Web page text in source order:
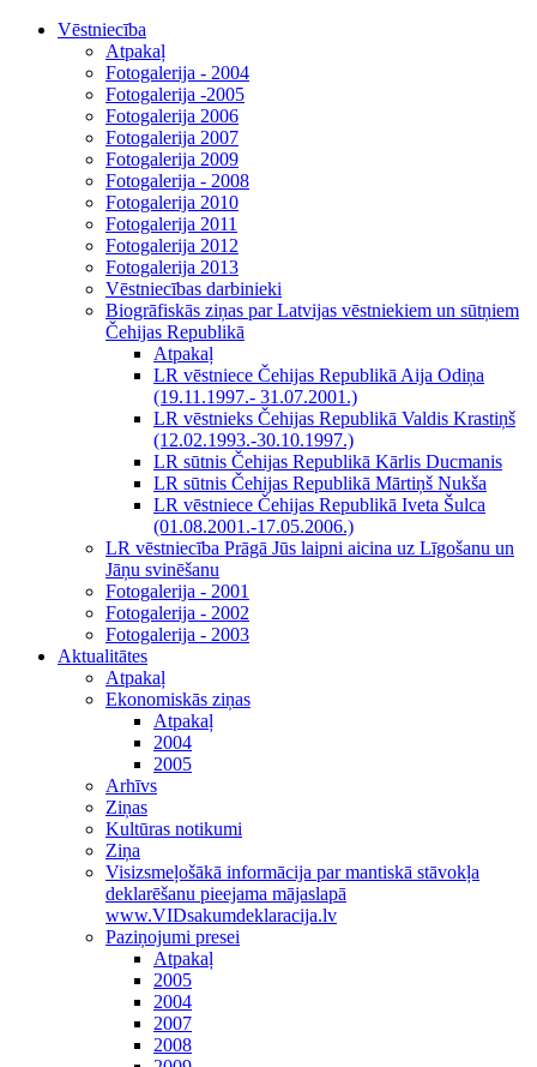
Vēstniecība
Atpakaļ
Fotogalerija - 2004
Fotogalerija -2005
Fotogalerija 2006
Fotogalerija 2007
Fotogalerija 2009
Fotogalerija - 2008
Fotogalerija 2010
Fotogalerija 2011
Fotogalerija 2012
Fotogalerija 2013
Vēstniecības darbinieki
Biogrāfiskās ziņas par Latvijas vēstniekiem un sūtņiem
Čehijas Republikā
Atpakaļ
LR vēstniece Čehijas Republikā Aija Odiņa
(19.11.1997.- 31.07.2001.)
LR vēstnieks Čehijas Republikā Valdis Krastiņš
(12.02.1993.-30.10.1997.)
LR sūtnis Čehijas Republikā Kārlis Ducmanis
LR sūtnis Čehijas Republikā Mārtiņš Nukša
LR vēstniece Čehijas Republikā Iveta Šulca
(01.08.2001.-17.05.2006.)
LR vēstniecība Prāgā Jūs laipni aicina uz Līgošanu un
Jāņu svinēšanu
Fotogalerija - 2001
Fotogalerija - 2002
Fotogalerija - 2003
Aktualitātes
Atpakaļ
Ekonomiskās ziņas
Atpakaļ
2004
2005
Arhīvs
Ziņas
Kultūras notikumi
Ziņa
Visizsmeļošākā informācija par mantiskā stāvokļa
deklarēšanu pieejama mājaslapā
www.VIDsakumdeklaracija.lv
Paziņojumi presei
Atpakaļ
2005
2004
2007
2008